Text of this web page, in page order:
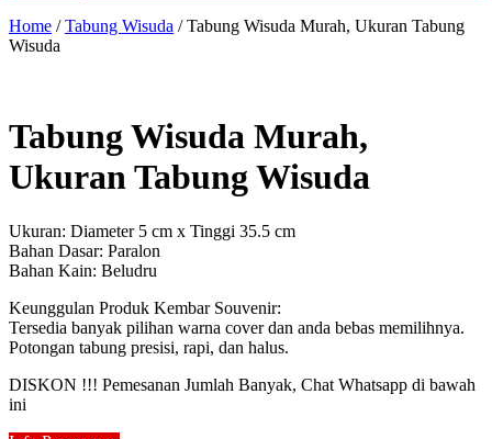
Home /Tabung Wisuda / Tabung Wisuda Murah, Ukuran Tabung
Wisuda
Tabung Wisuda Murah,
Ukuran Tabung Wisuda
Ukuran: Diameter 5 cm x Tinggi 35.5 cm
Bahan Dasar: Paralon
Bahan Kain: Beludru
Keunggulan Produk Kembar Souvenir:
Tersedia banyak pilihan warna cover dan anda bebas memilihnya.
Potongan tabung presisi, rapi, dan halus.
DISKON !!! Pemesanan Jumlah Banyak, Chat Whatsapp di bawah
ini